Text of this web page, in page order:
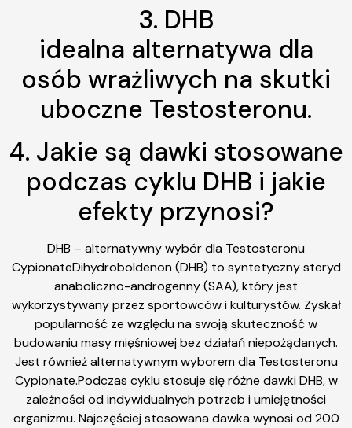
3. DHB
idealna alternatywa dla
osób wrażliwych na skutki
uboczne Testosteronu.
4. Jakie są dawki stosowane
podczas cyklu DHB i jakie
efekty przynosi?
DHB – alternatywny wybór dla Testosteronu
CypionateDihydroboldenon (DHB) to syntetyczny steryd
anaboliczno-androgenny (SAA), który jest
wykorzystywany przez sportowców i kulturystów. Zyskał
popularność ze względu na swoją skuteczność w
budowaniu masy mięśniowej bez działań niepożądanych.
Jest również alternatywnym wyborem dla Testosteronu
Cypionate.Podczas cyklu stosuje się różne dawki DHB, w
zależności od indywidualnych potrzeb i umiejętności
organizmu. Najczęściej stosowana dawka wynosi od 200